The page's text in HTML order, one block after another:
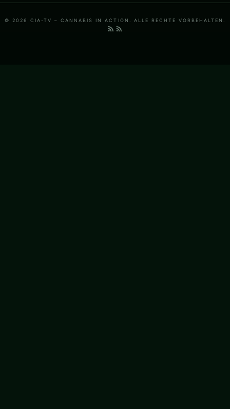
© 2026 CIA-TV – CANNABIS IN ACTION. ALLE RECHTE VORBEHALTEN.